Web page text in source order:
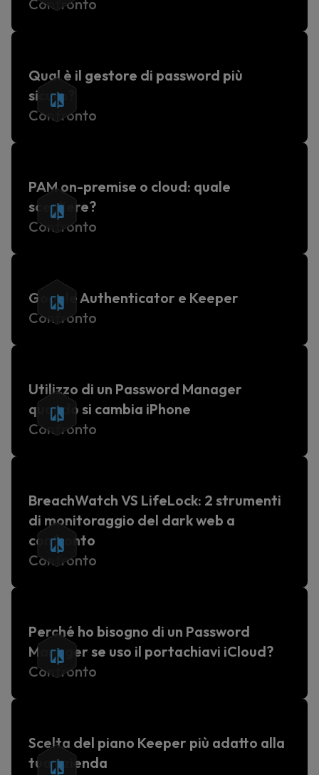
Confronto
Qual è il gestore di password più
sicuro?
Confronto
PAM on-premise o cloud: quale
scegliere?
Confronto
Google Authenticator e Keeper
Confronto
Utilizzo di un Password Manager
quando si cambia iPhone
Confronto
BreachWatch VS LifeLock: 2 strumenti
di monitoraggio del dark web a
confronto
Confronto
Perché ho bisogno di un Password
Manager se uso il portachiavi iCloud?
Confronto
Scelta del piano Keeper più adatto alla
tua azienda